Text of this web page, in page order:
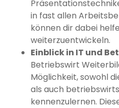
in fast allen
können dir dabei
weiterzuentwickeln.
Einblick in IT und
Betriebswirt
Möglichkeit, sowohl
als auch
kennenzulernen.